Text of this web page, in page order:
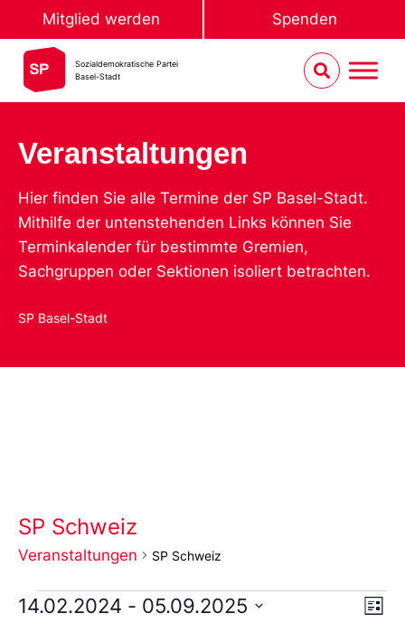
Mitglied werden Spenden
Sozialdemokratische Partei
Basel-Stadt
Veranstaltungen
Hier finden Sie alle Termine der SP Basel-Stadt.
Mithilfe der untenstehenden Links können Sie
Terminkalender für bestimmte Gremien,
Sachgruppen oder Sektionen isoliert betrachten.
SP Basel-Stadt
SP Schweiz
Veranstaltungen SP Schweiz
Liste
14.02.2024 - 05.09.2025